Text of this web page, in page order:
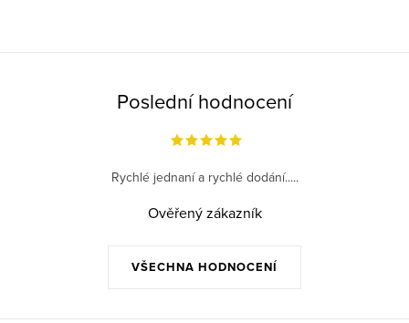
Poslední hodnocení
VŠECHNA HODNOCENÍ
Rychlé jednaní a rychlé dodání.....
Ověřený zákazník